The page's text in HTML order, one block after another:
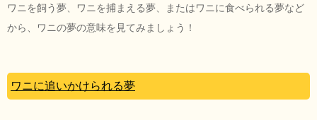
ワニを飼う夢、ワニを捕まえる夢、またはワニに食べられる夢など
から、ワニの夢の意味を見てみましょう！
ワニに追いかけられる夢